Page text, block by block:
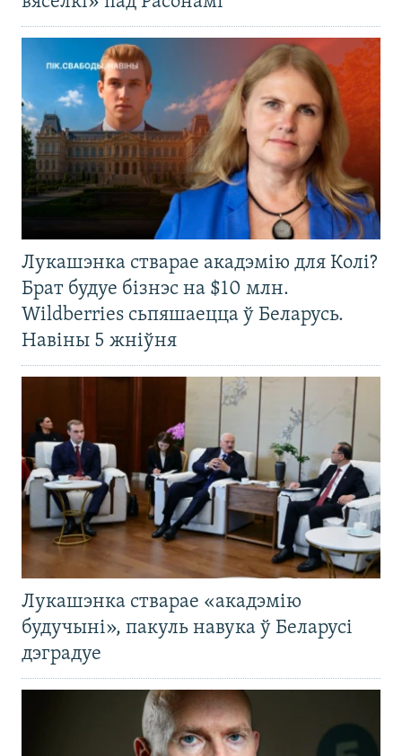
Лукашэнка стварае акадэмію для Колі?
Брат будуе бізнэс на $10 млн.
Wildberries сьпяшаецца ў Беларусь.
Навіны 5 жніўня
Лукашэнка стварае «акадэмію
будучыні», пакуль навука ў Беларусі
дэградуе